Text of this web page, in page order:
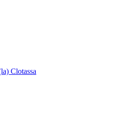
Clotassa